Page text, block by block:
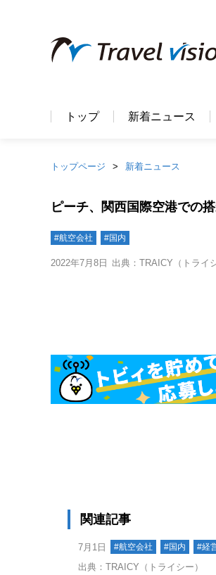
トップ 新着ニュース
トップページ 新着ニュース
ピーチ、関西国際空港での
#航空会社 #国内
2022年7月8日 出典：TRAICY（トライ
関連記事
7月1日 #航空会社 #国内 #経
出典：TRAICY（トライシー）